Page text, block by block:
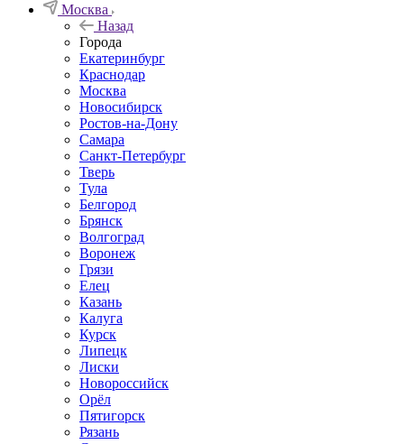
Москва
Назад
Города
Екатеринбург
Краснодар
Москва
Новосибирск
Ростов-на-Дону
Самара
Санкт-Петербург
Тверь
Тула
Белгород
Брянск
Волгоград
Воронеж
Грязи
Елец
Казань
Калуга
Курск
Липецк
Лиски
Новороссийск
Орёл
Пятигорск
Рязань